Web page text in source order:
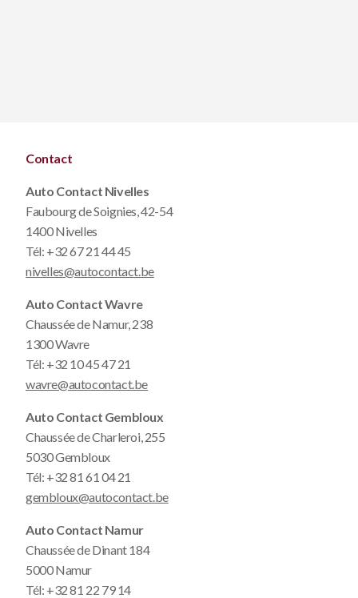
Contact
Auto Contact Nivelles
Faubourg de Soignies, 42-54
1400 Nivelles
Tél: +32 67 21 44 45
nivelles@autocontact.be
Auto Contact Wavre
Chaussée de Namur, 238
1300 Wavre
Tél: +32 10 45 47 21
wavre@autocontact.be
Auto Contact Gembloux
Chaussée de Charleroi, 255
5030 Gembloux
Tél: +32 81 61 04 21
gembloux@autocontact.be
Auto Contact Namur
Chaussée de Dinant 184
5000 Namur
Tél: +32 81 22 79 14